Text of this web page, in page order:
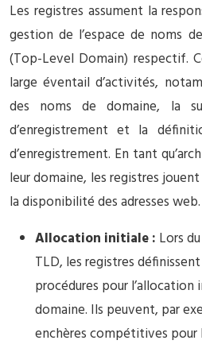
Les registres assument la
gestion de l’espace de noms
(Top-Level Domain) respectif.
large éventail d’activités,
des noms de domaine, la
d’enregistrement et la
d’enregistrement. En tant
leur domaine, les registres
la disponibilité des adresses web.
Allocation initiale : Lors
TLD, les registres
procédures pour l’allocation
domaine. Ils peuvent, par
enchères compétitives pour